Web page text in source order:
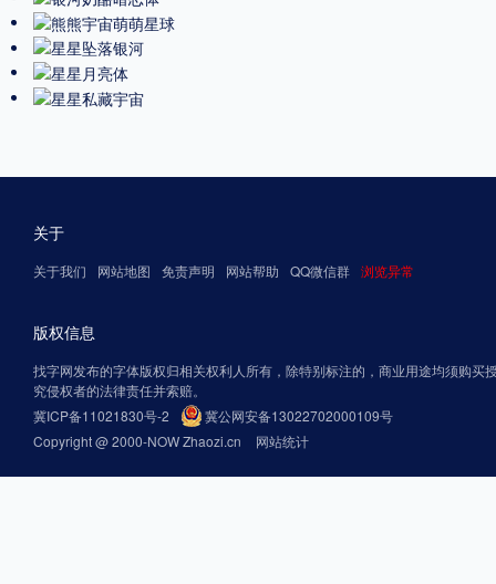
关于
关于我们 网站地图 免责声明 网站帮助 QQ微信群 浏览异常
版权信息
找字网发布的字体版权归相关权利人所有，除特别标注的，商业用途均须购买
究侵权者的法律责任并索赔。
冀ICP备11021830号-2
冀公网安备13022702000109号
Copyright @ 2000-NOW Zhaozi.cn
网站统计